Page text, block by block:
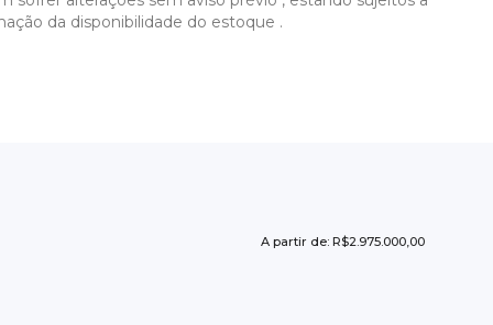
da disponibilidade do estoque .
A partir de: R$2.975.000,00